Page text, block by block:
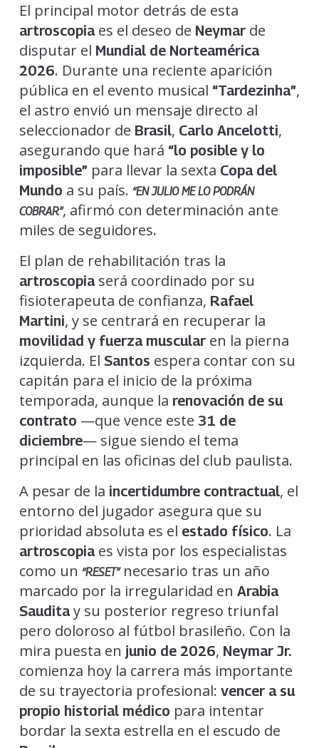
El principal motor detrás de esta
artroscopiaes el deseo de Neymarde
disputar el Mundial de Norteamérica
2026. Durante una reciente aparición
pública en el evento musical “Tardezinha”,
el astro envió un mensaje directo al
seleccionador de Brasil, Carlo Ancelotti,
asegurando que hará “lo posible y lo
imposible” para llevar la sexta Copa del
Mundo a su país. “EN JULIO ME LO PODRÁN
COBRAR”, afirmó con determinación ante
miles de seguidores.
El plan de rehabilitación tras la
artroscopiaserá coordinado por su
fisioterapeuta de confianza, Rafael
Martini, y se centrará en recuperar la
movilidad y fuerza muscularen la pierna
izquierda. El Santos espera contar con su
capitán para el inicio de la próxima
temporada, aunque la renovación de su
contrato —que vence este 31 de
diciembre— sigue siendo el tema
principal en las oficinas del club paulista.
A pesar de la incertidumbre contractual, el
entorno del jugador asegura que su
prioridad absoluta es el estado físico. La
artroscopiaes vista por los especialistas
como un “RESET”necesario tras un año
marcado por la irregularidad en Arabia
Sauditay su posterior regreso triunfal
pero doloroso al fútbol brasileño. Con la
mira puesta en junio de 2026, Neymar Jr.
comienza hoy la carrera más importante
de su trayectoria profesional: vencer a su
propio historial médico para intentar
bordar la sexta estrella en el escudo de